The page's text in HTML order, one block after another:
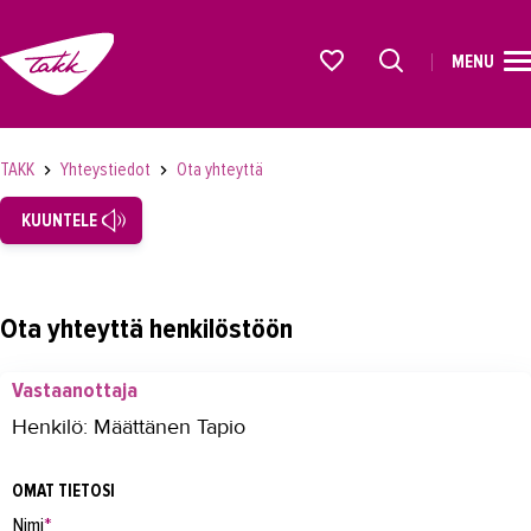
OPISKELIJAKSI
YRITYKSILLE
OMA TAKK
MENU
TAKK Yhteystiedot Ota yhteyttä
KUUNTELE
Ota yhteyttä henkilöstöön
Vastaanottaja
Henkilö: Määttänen Tapio
OMAT TIETOSI
Nimi*